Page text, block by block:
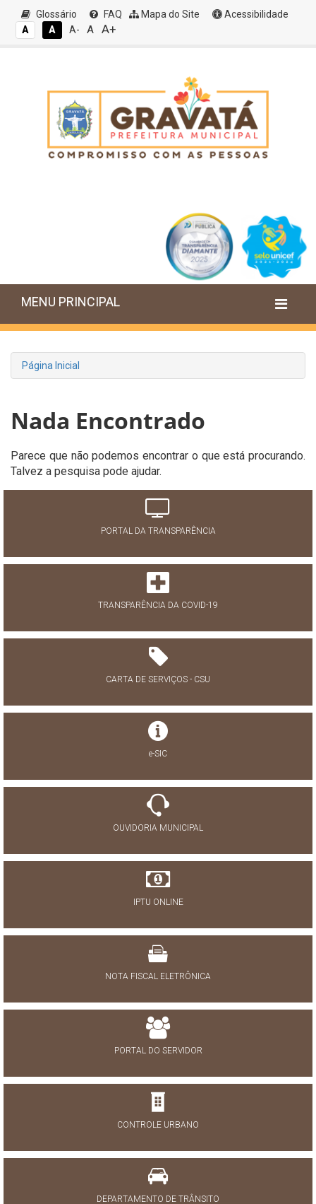
Glossário FAQ Mapa do Site
Acessibilidade
A
A A- A A+
MENU PRINCIPAL
Página Inicial
Nada Encontrado
Parece que não podemos encontrar o que está procurando.
Talvez a pesquisa pode ajudar.
PORTAL DA TRANSPARÊNCIA
TRANSPARÊNCIA DA COVID-19
CARTA DE SERVIÇOS - CSU
e-SIC
OUVIDORIA MUNICIPAL
IPTU ONLINE
NOTA FISCAL ELETRÔNICA
PORTAL DO SERVIDOR
CONTROLE URBANO
DEPARTAMENTO DE TRÂNSITO